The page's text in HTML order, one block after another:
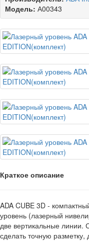
Модель: А00343
Краткое описание
ADA CUBE 3D -
уровень (лазерный
две вертикальные
сделать точную